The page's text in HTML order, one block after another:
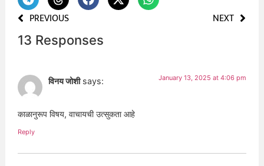
PREVIOUS NEXT
13 Responses
विनय जोशी says: January 13, 2025 at 4:06 pm
काळानुरूप विषय, वाचायची उत्सुकता आहे
Reply